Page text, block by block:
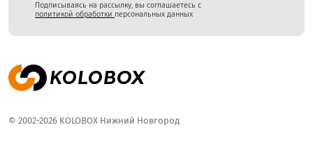
Подписываясь на рассылку, вы соглашаетесь с
политикой обработки персональных данных
© 2002-2026 KOLOBOX Нижний Новгород